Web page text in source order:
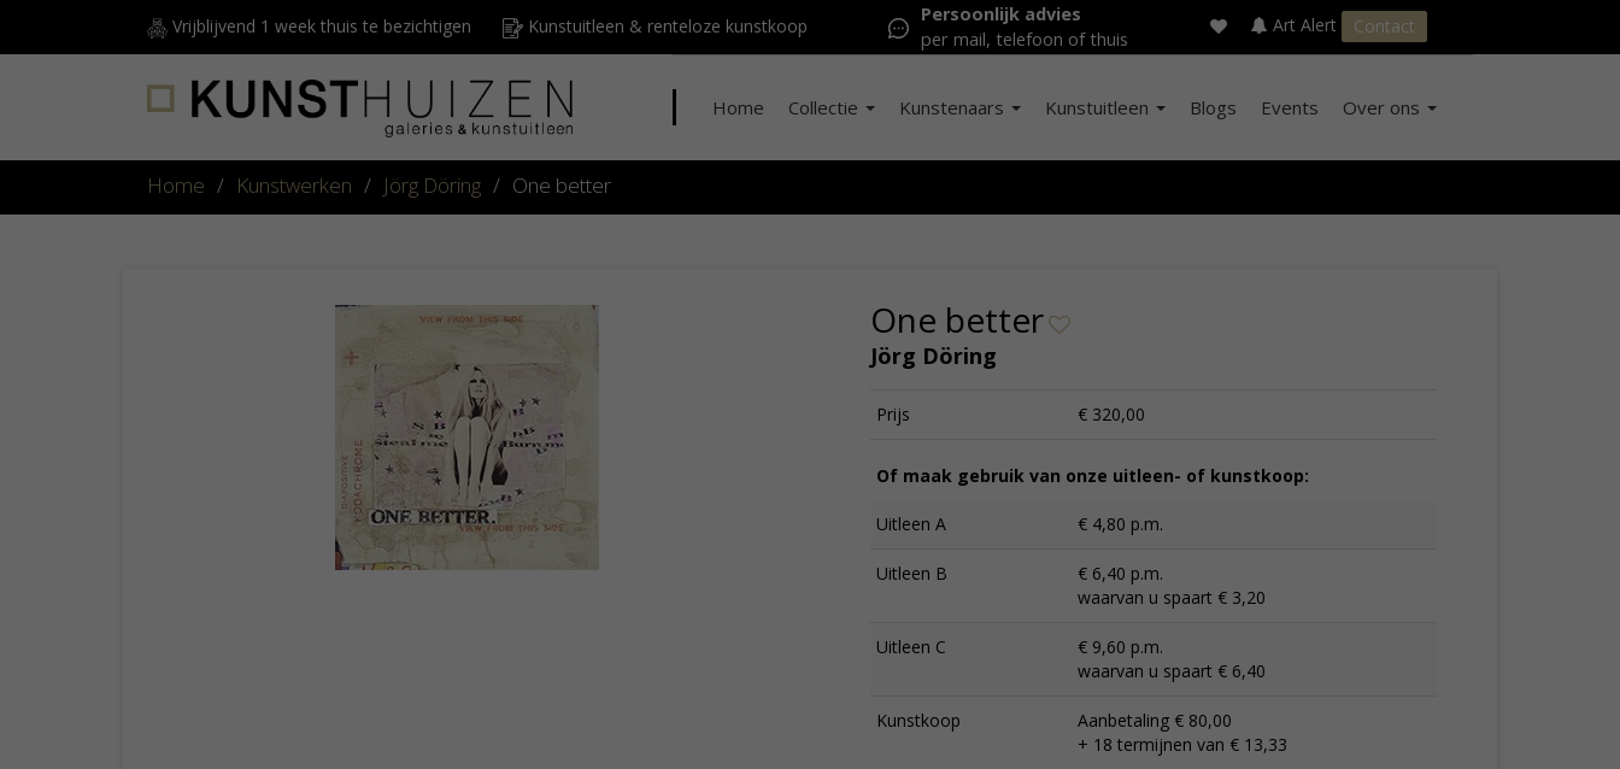
Vrijblijvend 1 week thuis te bezichtigen Kunstuitleen & renteloze kunstkoop
Persoonlijk advies
per mail, telefoon of thuis
Art Alert Contact
Home Collectie Kunstenaars Kunstuitleen Blogs Events Over ons
Home / Kunstwerken / Jörg Döring / One better
One better
Jörg Döring
Prijs € 320,00
Of maak gebruik van onze uitleen- of kunstkoop:
Uitleen A € 4,80 p.m.
Uitleen B
€ 6,40 p.m.
waarvan u spaart € 3,20
Uitleen C
€ 9,60 p.m.
waarvan u spaart € 6,40
Kunstkoop
Aanbetaling € 80,00
+ 18 termijnen van € 13,33